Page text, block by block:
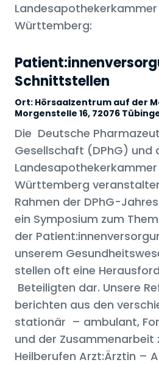
Württemberg:
Schnittstellen
Ort: Hörsaalzentrum auf der
Morgenstelle 16, 72076
Die Deutsche
Gesellschaft (DPhG) und
Württemberg
Rahmen der DPhG-
ein Symposium zum
der
unserem
stellen oft eine
Beteiligten dar. Unsere
berichten aus den
stationär – ambulant,
und der Zusammenarbeit
Heilberufen Arzt:Ärztin –